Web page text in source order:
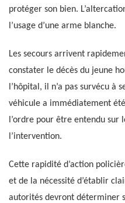
protéger son bien.
l’usage d’une arme blanche.
Les secours arrivent
constater le décès du jeune
l’hôpital, il n’a pas survécu à
véhicule a immédiatement
l’ordre pour être entendu sur
l’intervention.
Cette rapidité d’action
et de la nécessité d’établir
autorités devront déterminer